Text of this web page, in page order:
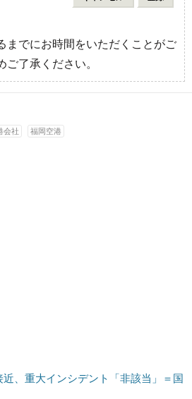
までにお時間をいただくことがご
ご了承ください。
会社 福岡空港
、重大インシデント「非該当」＝国